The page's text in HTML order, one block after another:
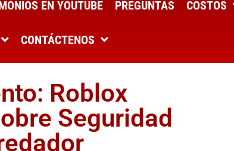
EN YOUTUBE PREGUNTAS COSTOS
CONTÁCTENOS
Roblox
Seguridad